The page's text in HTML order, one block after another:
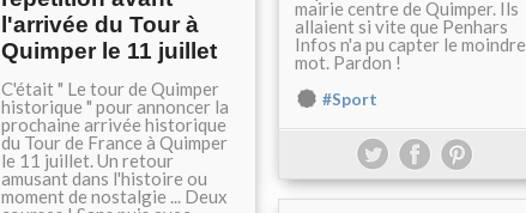
mairie centre de Quimper. Ils
allaient si vite que Penhars
Infos n'a pu capter le moindre
mot. Pardon !
#Sport
l'arrivée du Tour à
Quimper le 11 juillet
C'était " Le tour de Quimper
historique " pour annoncer la
prochaine arrivée historique
du Tour de France à Quimper
le 11 juillet. Un retour
amusant dans l'histoire ou
moment de nostalgie ... Deux